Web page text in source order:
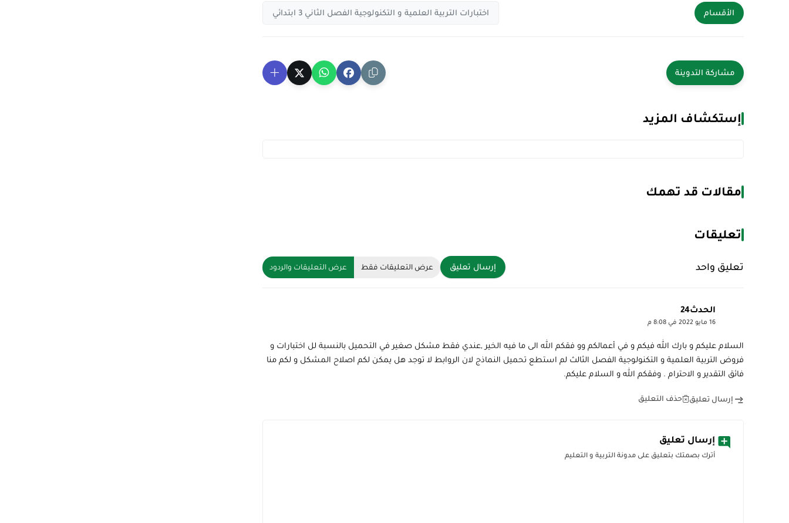
الأقسام اختبارات التربية العلمية و التكنولوجية الفصل الثاني 3 ابتدائي
إستكشاف المزيد
مقالات قد تهمك
تعليقات
تعليق واحد إرسال تعليق عرض التعليقات فقط عرض التعليقات والردود
الحدث24
16 مايو 2022 في 8:08 م
السلام عليكم و بارك الله فيكم و في أعمالكم وو فقكم الله الى ما فيه الخير ,عندي فقط مشكل صغير في التحميل بالنسبة لل اختبارات و
فروض التربية العلمية و التكنولوجية الفصل الثالث لم استطع تحميل النماذج لان الروابط لا توجد هل يمكن لكم اصلاح المشكل و لكم منا
فائق التقدير و الاحترام . وفقكم الله و السلام عليكم.
إرسال تعليق حذف التعليق
إرسال تعليق
أترك بصمتك بتعليق على مدونة التربية و التعليم